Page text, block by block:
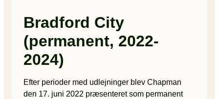
Bradford City
(permanent, 2022-
2024)
Efter perioder med udlejninger blev Chapman
den 17. juni 2022 præsenteret som permanent